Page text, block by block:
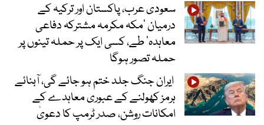
سعودی عرب، پاکستان اور ترکیہ کے
درمیان ’مکہ مکرمہ مشترکہ دفاعی
معاہدہ‘ طے، کسی ایک پر حملہ تینوں پر
حملہ تصور ہوگا
ایران جنگ جلد ختم ہو جائے گی، آبنائے
ہرمز کھولنے کے عبوری معاہدے کے
امکانات روشن، صدر ٹرمپ کا دعویٰ